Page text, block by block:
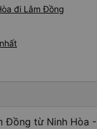
đi Lâm Đồng
Đồng từ Ninh Hòa